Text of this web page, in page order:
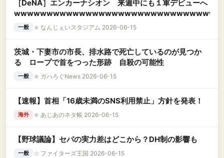
［DeNA］エンカーナシオン 来週中にも１軍デビューへ
一般 ★ なんじぇいスタジアム 2026-06-15
茨城・下妻市の市長、排水路で死亡しているのが見つか
る ロープで首をつった形跡 自殺の可能性
一般 ★ ガハろぐNews 2026-06-15
【速報】首相「16歳未満のSNS利用禁止」方針を発表！
海外 ★ あじあのネタ帳 2026-06-15
【野球議論】セパの実力差はどこから？DH制の影響も
一般 ☆ ファイターズ王国 2026-06-15